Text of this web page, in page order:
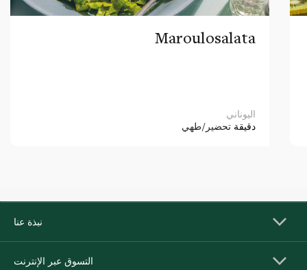
Maroulosalata
اليوناني
دقيقة تحضير/طهي
نبذة عنا
التسوق عبر الإنترنت